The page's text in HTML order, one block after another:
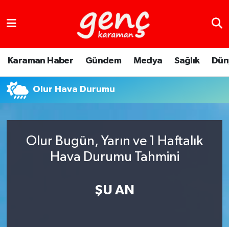
Karaman Haber Gündem Medya Sağlık
Olur Hava Durumu
Olur Bugün, Yarın ve 1 Haftalık
Hava Durumu Tahmini
ŞU AN